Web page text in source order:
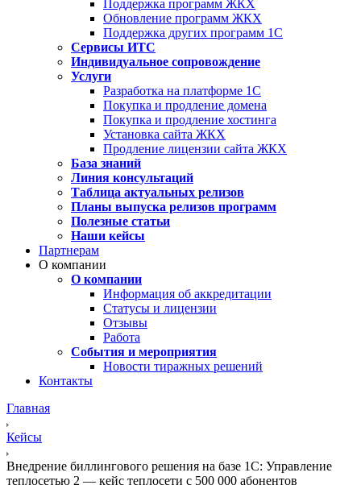
Поддержка программ ЖКХ
Обновление программ ЖКХ
Поддержка других программ 1С
Сервисы ИТС
Индивидуальное сопровождение
Услуги
Разработка на платформе 1С
Покупка и продление домена
Покупка и продление хостинга
Установка сайта ЖКХ
Продление лицензии сайта ЖКХ
База знаний
Линия консультаций
Таблица актуальных релизов
Планы выпуска релизов программ
Полезные статьи
Наши кейсы
Партнерам
О компании
О компании
Информация об аккредитации
Статусы и лицензии
Отзывы
Работа
События и мероприятия
Новости тиражных решений
Контакты
Главная
Кейсы
Внедрение биллингового решения на базе 1С: Управление
теплосетью 2 — кейс теплосети с 500 000 абонентов